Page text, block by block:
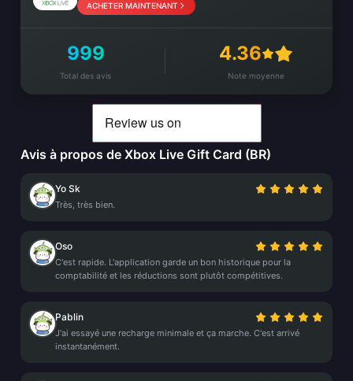
ACHETER MAINTENANT
999
Total des avis
4.36
Note moyenne
Avis à propos de Xbox Live Gift Card (BR)
Yo Sk
Très, très bien.
Oso
C'est rapide. L'application garde un bon historique pour la
comptabilité et les réductions sont plutôt compétitives.
Pablin
J'ai essayé une recharge minimale et ça marche. C'est arrivé
instantanément.